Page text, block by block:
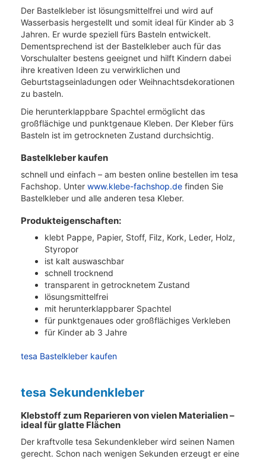
Der Bastelkleber ist lösungsmittelfrei und wird auf
Wasserbasis hergestellt und somit ideal für Kinder ab 3
Jahren. Er wurde speziell fürs Basteln entwickelt.
Dementsprechend ist der Bastelkleber auch für das
Vorschulalter bestens geeignet und hilft Kindern dabei
ihre kreativen Ideen zu verwirklichen und
Geburtstagseinladungen oder Weihnachtsdekorationen
zu basteln.
Die herunterklappbare Spachtel ermöglicht das
großflächige und punktgenaue Kleben. Der Kleber fürs
Basteln ist im getrockneten Zustand durchsichtig.
Bastelkleber kaufen
schnell und einfach – am besten online bestellen im tesa
Fachshop. Unter www.klebe-fachshop.de finden Sie
Bastelkleber und alle anderen tesa Kleber.
Produkteigenschaften:
klebt Pappe, Papier, Stoff, Filz, Kork, Leder, Holz,
Styropor
ist kalt auswaschbar
schnell trocknend
transparent in getrocknetem Zustand
lösungsmittelfrei
mit herunterklappbarer Spachtel
für punktgenaues oder großflächiges Verkleben
für Kinder ab 3 Jahre
tesa Bastelkleber kaufen
tesa Sekundenkleber
Klebstoff zum Reparieren von vielen Materialien –
ideal für glatte Flächen
Der kraftvolle tesa Sekundenkleber wird seinen Namen
gerecht. Schon nach wenigen Sekunden erzeugt er eine